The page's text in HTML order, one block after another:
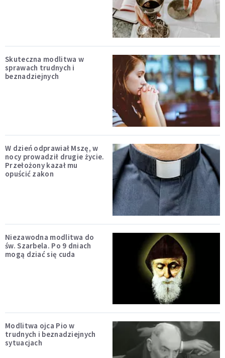
Skuteczna modlitwa w
sprawach trudnych i
beznadziejnych
W dzień odprawiał Mszę, w
nocy prowadził drugie życie.
Przełożony kazał mu
opuścić zakon
Niezawodna modlitwa do
św. Szarbela. Po 9 dniach
mogą dziać się cuda
Modlitwa ojca Pio w
trudnych i beznadziejnych
sytuacjach